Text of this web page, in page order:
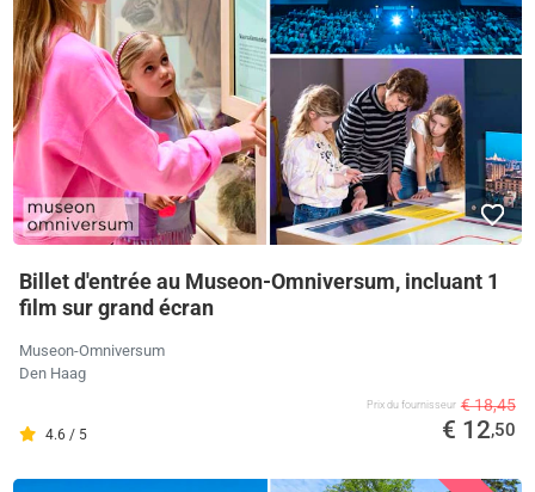
Billet d'entrée au Museon-Omniversum, incluant 1
film sur grand écran
Museon-Omniversum
Den Haag
4.6 / 5
Prix ​​du fournisseur € 18,45
€ 12,50